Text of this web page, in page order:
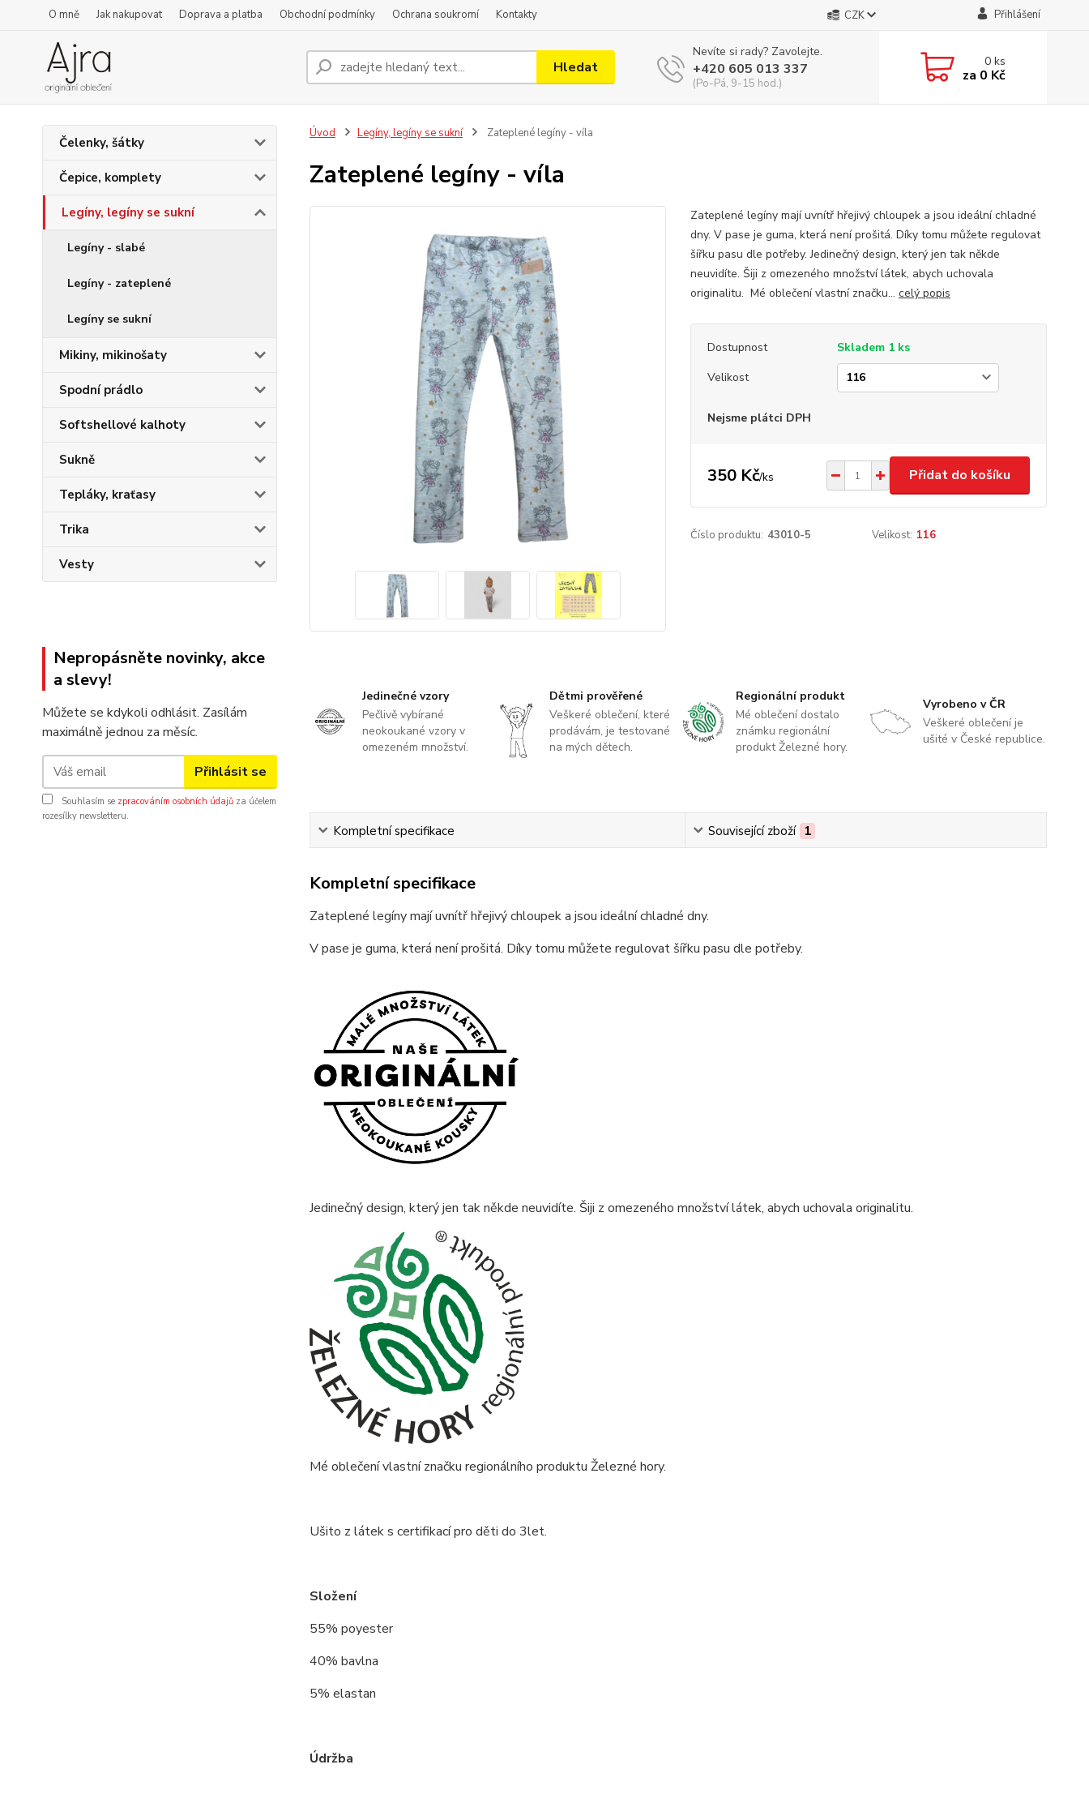
O mně Jak nakupovat Doprava a platba Obchodní podmínky Ochrana soukromí Kontakty CZK Přihlášení
Hledat
Nevíte si rady? Zavolejte.
+420 605 013 337
(Po-Pá, 9-15 hod.)
0ks
za 0 Kč
Čelenky, šátky
Čepice, komplety
Legíny, legíny se sukní
Legíny - slabé
Legíny - zateplené
Legíny se sukní
Mikiny, mikinošaty
Spodní prádlo
Softshellové kalhoty
Sukně
Tepláky, kraťasy
Trika
Vesty
Nepropásněte novinky, akce
a slevy!
Můžete se kdykoli odhlásit. Zasílám
maximálně jednou za měsíc.
Přihlásit se
Souhlasím se zpracováním osobních údajů za účelem
rozesílky newsletteru.
Úvod Legíny, legíny se sukní Zateplené legíny - víla
Zateplené legíny - víla
Zateplené legíny mají uvnítř hřejivý chloupek a jsou ideální chladné
dny. V pase je guma, která není prošitá. Díky tomu můžete regulovat
šířku pasu dle potřeby. Jedinečný design, který jen tak někde
neuvidíte. Šiji z omezeného množství látek, abych uchovala
originalitu. Mé oblečení vlastní značku... celý popis
Dostupnost
Skladem 1 ks
Velikost
Nejsme plátci DPH
350 Kč/ks Přidat do košíku
Číslo produktu: 43010-5 Velikost: 116
Jedinečné vzory
Pečlivě vybírané
neokoukané vzory v
omezeném množství.
Dětmi prověřené
Veškeré oblečení, které
prodávám, je testované
na mých dětech.
Regionální produkt
Mé oblečení dostalo
známku regionální
produkt Železné hory.
Vyrobeno v ČR
Veškeré oblečení je
ušité v České republice.
Kompletní specifikace Související zboží 1
Kompletní specifikace
Zateplené legíny mají uvnítř hřejivý chloupek a jsou ideální chladné dny.
V pase je guma, která není prošitá. Díky tomu můžete regulovat šířku pasu dle potřeby.
Jedinečný design, který jen tak někde neuvidíte. Šiji z omezeného množství látek, abych uchovala originalitu.
Mé oblečení vlastní značku regionálního produktu Železné hory.
Ušito z látek s certifikací pro děti do 3let.
Složení
55% poyester
40% bavlna
5% elastan
Údržba